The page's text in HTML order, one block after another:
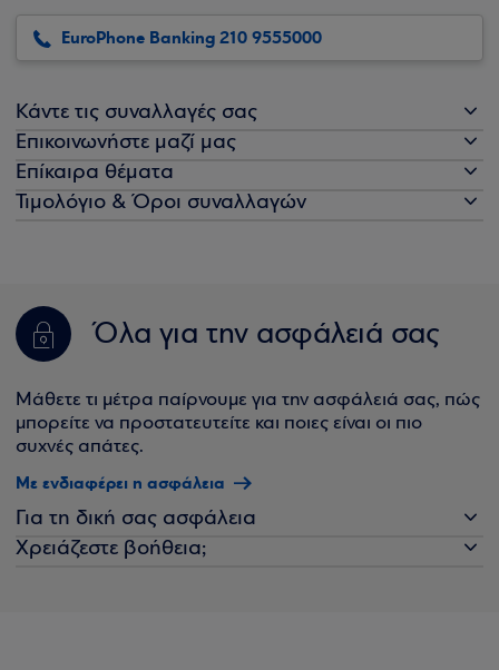
EuroPhone Banking 210 9555000
Κάντε τις συναλλαγές σας
Επικοινωνήστε μαζί μας
Επίκαιρα θέματα
Τιμολόγιο & Όροι συναλλαγών
Όλα για την ασφάλειά σας
Μάθετε τι μέτρα παίρνουμε για την ασφάλειά σας, πώς
μπορείτε να προστατευτείτε και ποιες είναι οι πιο
συχνές απάτες.
Με ενδιαφέρει η ασφάλεια
Για τη δική σας ασφάλεια
Χρειάζεστε βοήθεια;